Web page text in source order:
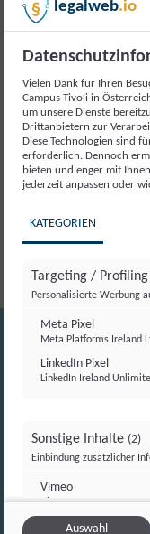
inkl. 20 % MwSt.
Artikelnummer:
Beschreibung
info@campus-
legalweb.io
Vielen Dank für Ihren
Campus Tivoli in
um unsere Dienste
Drittanbietern zur
Diese Technologien sind
erforderlich. Dennoch
bieten und enger mit
jederzeit anpassen oder
KATEGORIEN
Targeting /
Personalisierte Werbung
Meta Pixel
Meta Platforms Ireland
LinkedIn Pixel
LinkedIn Ireland
Sonstige Inhalte (2)
Einbindung zusätzlicher
Vimeo
Vimeo Inc., USA
YouTubeAuswahl